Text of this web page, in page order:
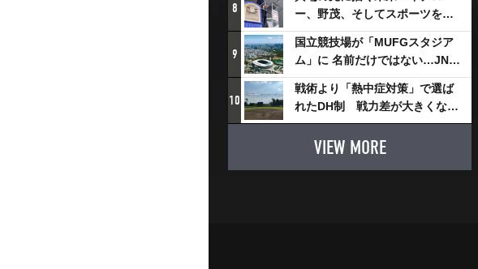
ーナシティ・プロジェクトを語
る 「楽しみでしかないでしょ。
川崎は、ずっと成長曲線だか
ら」
8
ー、野茂、そしてスポーツを支
える科学界の挑戦
9
国立競技場が「MUFGスタジア
ム」に 名前だけではない…JNSE
とMUFGが“共創”し描く地域活
性化・社会価値創造の近未来図
とは
10
戦術より「熱中症対策」で選ば
れたDH制 戦力差が大きくなる
懸念も
VIEW MORE